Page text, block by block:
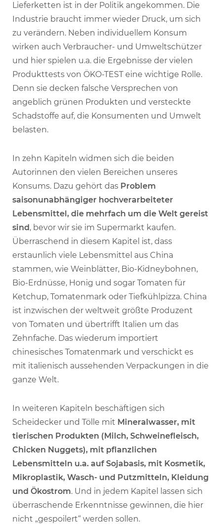
Lieferketten ist in der Politik angekommen. Die
Industrie braucht immer wieder Druck, um sich
zu verändern. Neben individuellem Konsum
wirken auch Verbraucher- und Umweltschützer
und hier spielen u.a. die Ergebnisse der vielen
Produkttests von ÖKO-TEST eine wichtige Rolle.
Denn sie decken falsche Versprechen von
angeblich grünen Produkten und versteckte
Schadstoffe auf, die Konsumenten und Umwelt
belasten.
In zehn Kapiteln widmen sich die beiden
Autorinnen den vielen Bereichen unseres
Konsums. Dazu gehört das Problem
saisonunabhängiger hochverarbeiteter
Lebensmittel, die mehrfach um die Welt gereist
sind, bevor wir sie im Supermarkt kaufen.
Überraschend in diesem Kapitel ist, dass
erstaunlich viele Lebensmittel aus China
stammen, wie Weinblätter, Bio-Kidneybohnen,
Bio-Erdnüsse, Honig und sogar Tomaten für
Ketchup, Tomatenmark oder Tiefkühlpizza. China
ist inzwischen der weltweit größte Produzent
von Tomaten und übertrifft Italien um das
Zehnfache. Das wiederum importiert
chinesisches Tomatenmark und verschickt es
mit italienisch aussehenden Verpackungen in die
ganze Welt.
In weiteren Kapiteln beschäftigen sich
Scheidecker und Tölle mit Mineralwasser, mit
tierischen Produkten (Milch, Schweinefleisch,
Chicken Nuggets), mit pflanzlichen
Lebensmitteln u.a. auf Sojabasis, mit Kosmetik,
Mikroplastik, Wasch- und Putzmitteln, Kleidung
und Ökostrom. Und in jedem Kapitel lassen sich
überraschende Erkenntnisse gewinnen, die hier
nicht „gespoilert“ werden sollen.